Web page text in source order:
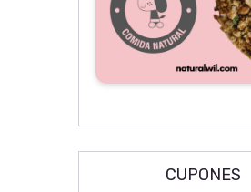
CUPONES